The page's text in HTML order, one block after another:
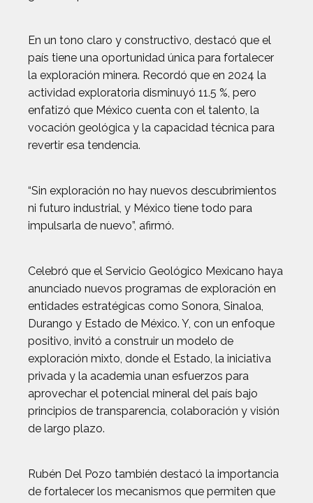
En un tono claro y constructivo, destacó que el
país tiene una oportunidad única para fortalecer
la exploración minera. Recordó que en 2024 la
actividad exploratoria disminuyó 11.5 %, pero
enfatizó que México cuenta con el talento, la
vocación geológica y la capacidad técnica para
revertir esa tendencia.
“Sin exploración no hay nuevos descubrimientos
ni futuro industrial, y México tiene todo para
impulsarla de nuevo”, afirmó.
Celebró que el Servicio Geológico Mexicano haya
anunciado nuevos programas de exploración en
entidades estratégicas como Sonora, Sinaloa,
Durango y Estado de México. Y, con un enfoque
positivo, invitó a construir un modelo de
exploración mixto, donde el Estado, la iniciativa
privada y la academia unan esfuerzos para
aprovechar el potencial mineral del país bajo
principios de transparencia, colaboración y visión
de largo plazo.
Rubén Del Pozo también destacó la importancia
de fortalecer los mecanismos que permiten que